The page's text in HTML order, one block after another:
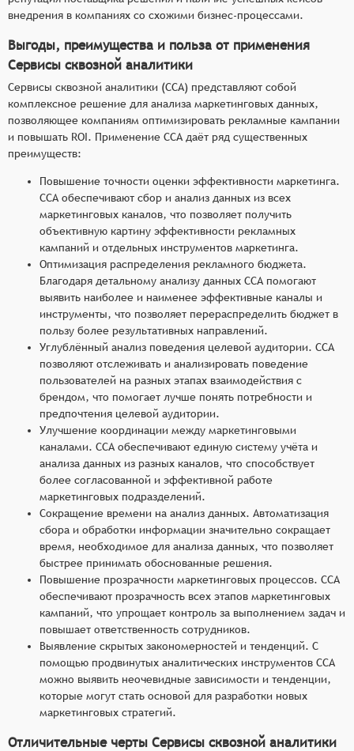
внедрения в компаниях со схожими бизнес-процессами.
Выгоды, преимущества и польза от применения
Сервисы сквозной аналитики
Сервисы сквозной аналитики (ССА) представляют собой
комплексное решение для анализа маркетинговых данных,
позволяющее компаниям оптимизировать рекламные кампании
и повышать ROI. Применение ССА даёт ряд существенных
преимуществ:
Повышение точности оценки эффективности маркетинга.
ССА обеспечивают сбор и анализ данных из всех
маркетинговых каналов, что позволяет получить
объективную картину эффективности рекламных
кампаний и отдельных инструментов маркетинга.
Оптимизация распределения рекламного бюджета.
Благодаря детальному анализу данных ССА помогают
выявить наиболее и наименее эффективные каналы и
инструменты, что позволяет перераспределить бюджет в
пользу более результативных направлений.
Углублённый анализ поведения целевой аудитории. ССА
позволяют отслеживать и анализировать поведение
пользователей на разных этапах взаимодействия с
брендом, что помогает лучше понять потребности и
предпочтения целевой аудитории.
Улучшение координации между маркетинговыми
каналами. ССА обеспечивают единую систему учёта и
анализа данных из разных каналов, что способствует
более согласованной и эффективной работе
маркетинговых подразделений.
Сокращение времени на анализ данных. Автоматизация
сбора и обработки информации значительно сокращает
время, необходимое для анализа данных, что позволяет
быстрее принимать обоснованные решения.
Повышение прозрачности маркетинговых процессов. ССА
обеспечивают прозрачность всех этапов маркетинговых
кампаний, что упрощает контроль за выполнением задач и
повышает ответственность сотрудников.
Выявление скрытых закономерностей и тенденций. С
помощью продвинутых аналитических инструментов ССА
можно выявить неочевидные зависимости и тенденции,
которые могут стать основой для разработки новых
маркетинговых стратегий.
Отличительные черты Сервисы сквозной аналитики